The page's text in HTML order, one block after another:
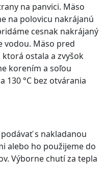
na panvici. Mäso
na polovicu nakrájanú
cesnak nakrájaný
vodou. Mäso pred
ostala a zvyšok
korením a soľou
130 °C bez otvárania
s nakladanou
alebo ho použijeme do
Výborne chutí za tepla